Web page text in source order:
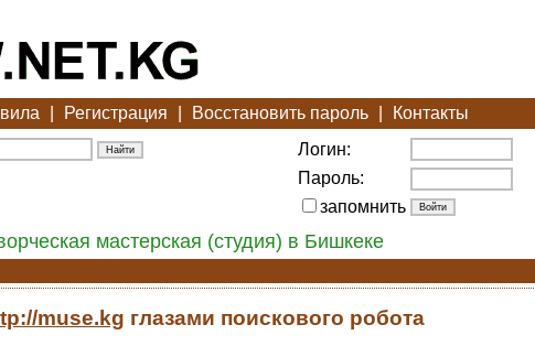
Регистрация Восстановить пароль
Контакты
Логин:
Пароль:
запомнить
мастерская (студия) в Бишкеке
muse.kg глазами поискового робота